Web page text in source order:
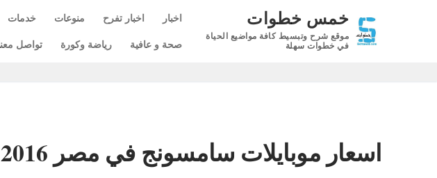
خمس خطوات
موقع شرح وتبسيط كافة مواضيع الحياة
في خطوات سهلة
اخبار اخبار تفرح منوعات خدمات
صحة و عافية
رياضة وكورة تواصل
اسعار موبايلات سامسونج في مصر 2016 محدثة بالضمان